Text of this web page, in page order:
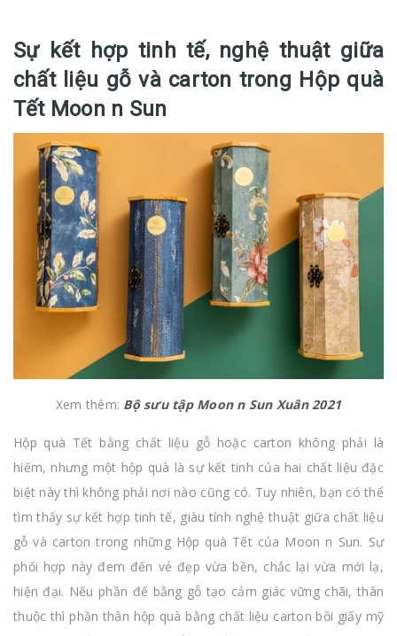
Sự kết hợp tinh tế, nghệ thuật giữa
chất liệu gỗ và carton trong Hộp quà
Tết Moon n Sun
Xem thêm: Bộ sưu tập Moon n Sun Xuân 2021
Hộp quà Tết bằng chất liệu gỗ hoặc carton không phải là
hiếm, nhưng một hộp quà là sự kết tinh của hai chất liệu đặc
biệt này thì không phải nơi nào cũng có. Tuy nhiên, bạn có thể
tìm thấy sự kết hợp tinh tế, giàu tính nghệ thuật giữa chất liệu
gỗ và carton trong những Hộp quà Tết của Moon n Sun. Sự
phối hợp này đem đến vẻ đẹp vừa bền, chắc lại vừa mới lạ,
hiện đại. Nếu phần đế bằng gỗ tạo cảm giác vững chãi, thân
thuộc thì phần thân hộp quà bằng chất liệu carton bồi giấy mỹ